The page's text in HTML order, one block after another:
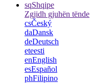
sqShqipe
Zgjidh gjuhën tënde
csČeský
daDansk
deDeutsch
eteesti
enEnglish
esEspañol
phFilipino